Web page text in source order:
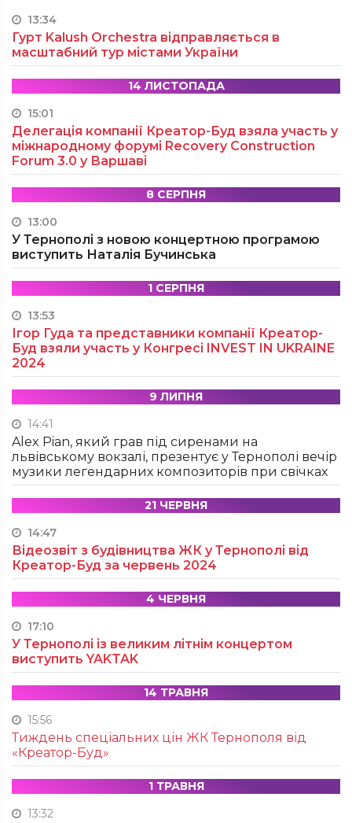
13:34
Гурт Kalush Orchestra відправляється в
масштабний тур містами України
14 ЛИСТОПАДА
15:01
Делегація компанії Креатор-Буд взяла участь у
міжнародному форумі Recovery Construction
Forum 3.0 у Варшаві
8 СЕРПНЯ
13:00
У Тернополі з новою концертною програмою
виступить Наталія Бучинська
1 СЕРПНЯ
13:53
Ігор Гуда та представники компанії Креатор-
Буд взяли участь у Конгресі INVEST IN UKRAINE
2024
9 ЛИПНЯ
14:41
Alex Pian, який грав під сиренами на
львівському вокзалі, презентує у Тернополі вечір
музики легендарних композиторів при свічках
21 ЧЕРВНЯ
14:47
Відеозвіт з будівництва ЖК у Тернополі від
Креатор-Буд за червень 2024
4 ЧЕРВНЯ
17:10
У Тернополі із великим літнім концертом
виступить YAKTAK
14 ТРАВНЯ
15:56
Тиждень спеціальних цін ЖК Тернополя від
«Креатор-Буд»
1 ТРАВНЯ
13:32